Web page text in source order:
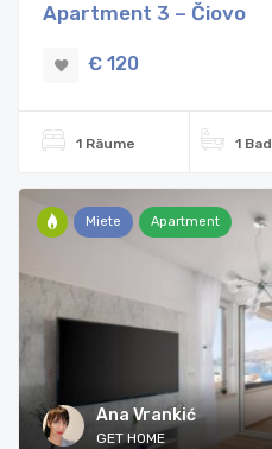
Apartment 3 – Čiovo
€ 120
1 Räume 1 Bad
Ana Vrankić
GET HOME
Miete Apartment